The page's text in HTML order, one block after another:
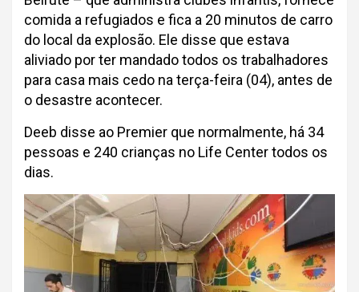
comida a refugiados e fica a 20 minutos de carro
do local da explosão. Ele disse que estava
aliviado por ter mandado todos os trabalhadores
para casa mais cedo na terça-feira (04), antes de
o desastre acontecer.
Deeb disse ao Premier que normalmente, há 34
pessoas e 240 crianças no Life Center todos os
dias.